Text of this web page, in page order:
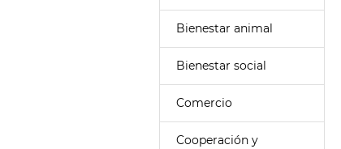
Bienestar animal
Bienestar social
Comercio
Cooperación y